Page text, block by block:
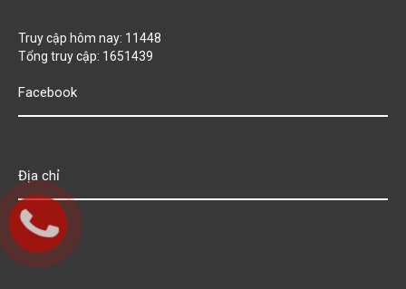
Truy cập hôm nay: 11448
Tổng truy cập: 1651439
Facebook
Địa chỉ